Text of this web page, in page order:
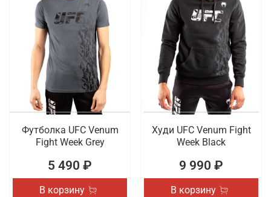
Футболка UFC Venum
Fight Week Grey
5 490 ₽
В корзину
Худи UFC Venum Fight
Week Black
9 990 ₽
В корзину